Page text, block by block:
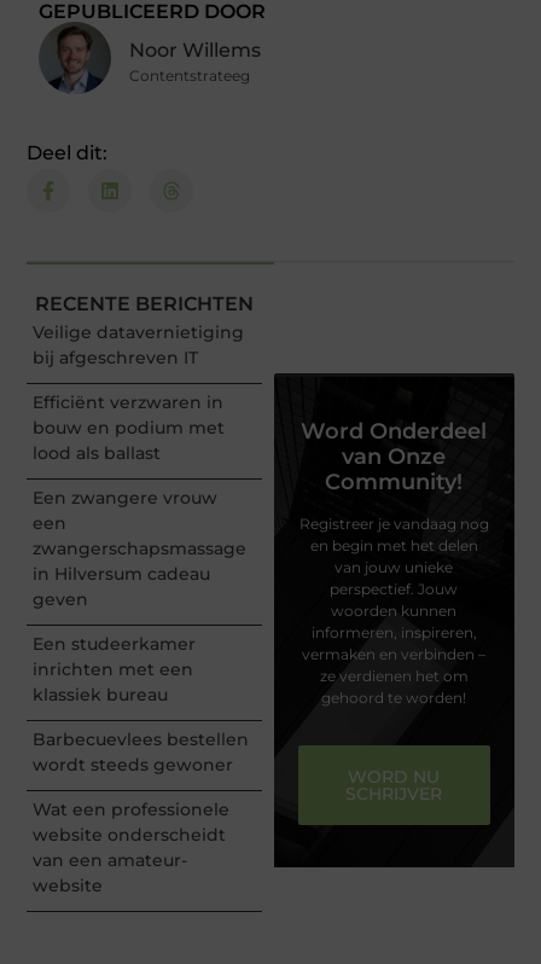
GEPUBLICEERD DOOR
Noor Willems
Contentstrateeg
Deel dit:
RECENTE BERICHTEN
Veilige datavernietiging
bij afgeschreven IT
Efficiënt verzwaren in
bouw en podium met
lood als ballast
Een zwangere vrouw
een
zwangerschapsmassage
in Hilversum cadeau
geven
Een studeerkamer
inrichten met een
klassiek bureau
Barbecuevlees bestellen
wordt steeds gewoner
Wat een professionele
website onderscheidt
van een amateur-
website
Word Onderdeel
van Onze
Community!
Registreer je vandaag nog
en begin met het delen
van jouw unieke
perspectief. Jouw
woorden kunnen
informeren, inspireren,
vermaken en verbinden –
ze verdienen het om
gehoord te worden!
WORD NU
SCHRIJVER